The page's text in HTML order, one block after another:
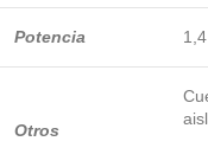
Potencia
Otros